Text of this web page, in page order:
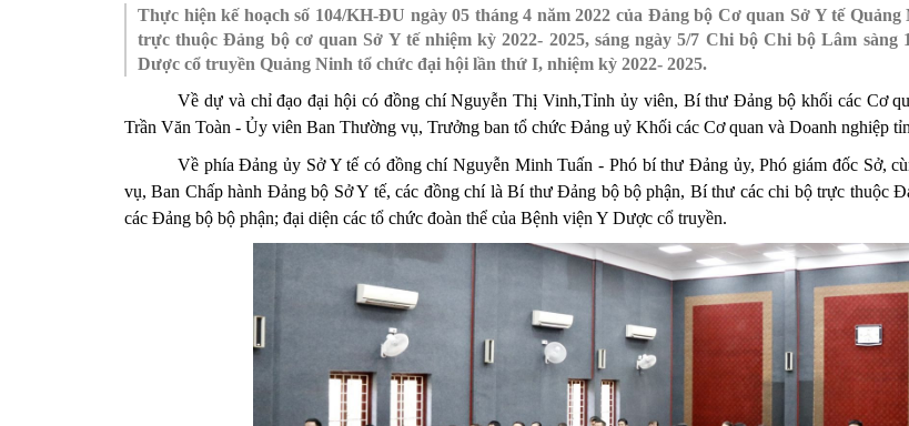
Nghiệp vụ Y
Nghiệp vụ Dược
Kế hoạch tài chính
Phòng Dân số và Phát triển
Phòng Bảo trợ xã hội và Trẻ em
Cơ quan, đơn vị trực thuộc
SƠ ĐỒ TỔ CHỨC BỘ MÁY
LỊCH SỬ Y TẾ QUẢNG NINH
QUY CHẾ LÀM VIỆC SỞ Y TẾ
Bảo hiểm Y tế
Phòng chống tệ nạn xã hội
An toàn vệ sinh thực phẩm
Khám chữa bệnh
Dược và Mỹ phẩm
Phòng bệnh
Tài chính kế toán
Trang thiết bị y tế
Tổ chức cán bộ
Hiên mô,
Thực hiện kế hoạch số 104/KH-ĐU ngày 05 tháng 4 năm 2022 của Đảng bộ Cơ quan Sở Y tế
trực thuộc Đảng bộ cơ quan Sở Y tế nhiệm kỳ 2022- 2025, sáng ngày 5/7 Chi bộ Chi bộ Lâm sàng
Dược cổ truyền Quảng Ninh tổ chức đại hội lần thứ I, nhiệm kỳ 2022- 2025.
Về dự và chỉ đạo đại hội có đồng chí Nguyễn Thị Vinh,Tỉnh ủy viên, Bí thư Đảng bộ khối các Cơ
Trần Văn Toàn - Ủy viên Ban Thường vụ, Trưởng ban tổ chức Đảng uỷ Khối các Cơ quan và Doanh nghiệp
Về phía Đảng ủy Sở Y tế có đồng chí Nguyễn Minh Tuấn - Phó bí thư Đảng ủy, Phó giám đốc Sở,
vụ, Ban Chấp hành Đảng bộ Sở Y tế, các đồng chí là Bí thư Đảng bộ bộ phận, Bí thư các chi bộ trực thuộc
các Đảng bộ bộ phận; đại diện các tổ chức đoàn thể của Bệnh viện Y Dược cổ truyền.